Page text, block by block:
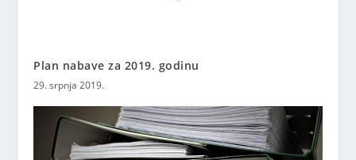
Plan nabave za 2019. godinu
29. srpnja 2019.